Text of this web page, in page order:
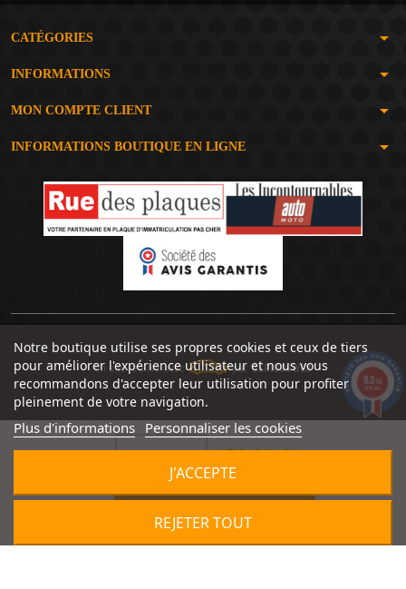
179,90 €
CATÉGORIES arrow_drop_down
INFORMATIONS arrow_drop_down
MON COMPTE CLIENT arrow_drop_down
INFORMATIONS BOUTIQUE EN LIGNE arrow_drop_down
Notre boutique utilise ses propres cookies et ceux de tiers
pour améliorer l'expérience utilisateur et nous vous
recommandons d'accepter leur utilisation pour profiter
pleinement de votre navigation.
Plus d'informations Personnaliser les cookies
REJETER TOUT
J'ACCEPTE
Un site réalisé avec par SERIOUSWEB
9.2/10
1491 avis